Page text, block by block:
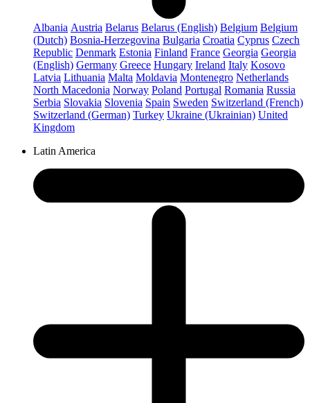
Albania Austria Belarus Belarus (English) Belgium Belgium
(Dutch) Bosnia-Herzegovina Bulgaria Croatia Cyprus Czech
Republic Denmark Estonia Finland France Georgia Georgia
(English) Germany Greece Hungary Ireland Italy Kosovo
Latvia Lithuania Malta Moldavia Montenegro Netherlands
North Macedonia Norway Poland Portugal Romania Russia
Serbia Slovakia Slovenia Spain Sweden Switzerland (French)
Switzerland (German) Turkey Ukraine (Ukrainian) United
Kingdom
Latin America